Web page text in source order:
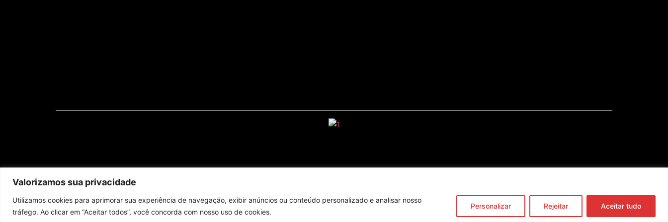
Valorizamos sua privacidade
Utilizamos cookies para aprimorar sua experiência de navegação, exibir anúncios ou conteúdo personalizado e analisar nosso
tráfego. Ao clicar em “Aceitar todos”, você concorda com nosso uso de cookies.
Personalizar Rejeitar Aceitar tudo
Assine nossa newsletter
Enviar
© 2023 Morente Forte. Todos os direitos reservados
Política de Privacidade e Termos de Uso